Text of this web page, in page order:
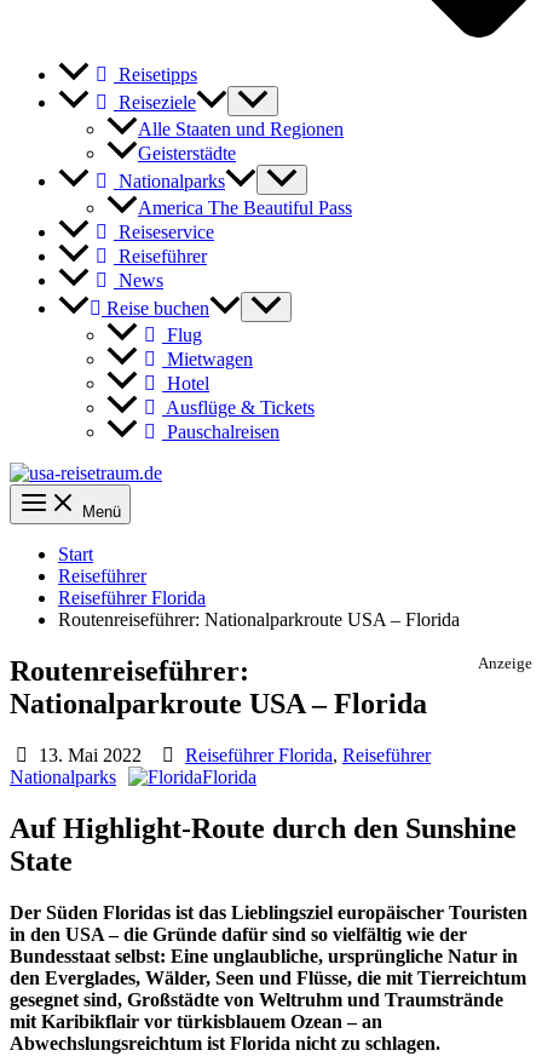
Reisetipps
Reiseziele
Alle Staaten und Regionen
Geisterstädte
Nationalparks
America The Beautiful Pass
Reiseservice
Reiseführer
News
Reise buchen
Flug
Mietwagen
Hotel
Ausflüge & Tickets
Pauschalreisen
Menü
Start
Reiseführer
Reiseführer Florida
Routenreiseführer: Nationalparkroute USA – Florida
Anzeige
Routenreiseführer:
Nationalparkroute USA – Florida
13. Mai 2022 Reiseführer Florida, Reiseführer
Nationalparks
Florida
Auf Highlight-Route durch den Sunshine
State
Der Süden Floridas ist das Lieblingsziel europäischer Touristen
in den USA – die Gründe dafür sind so vielfältig wie der
Bundesstaat selbst: Eine unglaubliche, ursprüngliche Natur in
den Everglades, Wälder, Seen und Flüsse, die mit Tierreichtum
gesegnet sind, Großstädte von Weltruhm und Traumstrände
mit Karibikflair vor türkisblauem Ozean – an
Abwechslungsreichtum ist Florida nicht zu schlagen.